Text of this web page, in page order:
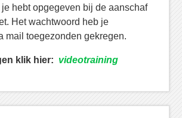
hebt opgegeven bij de aanschaf
Het wachtwoord heb je
mail toegezonden gekregen.
klik hier: videotraining